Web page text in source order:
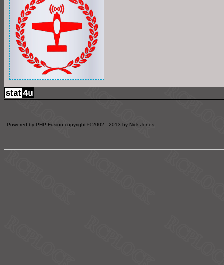
Powered by PHP-Fusion copyright © 2002 - 2013 by Nick Jones.